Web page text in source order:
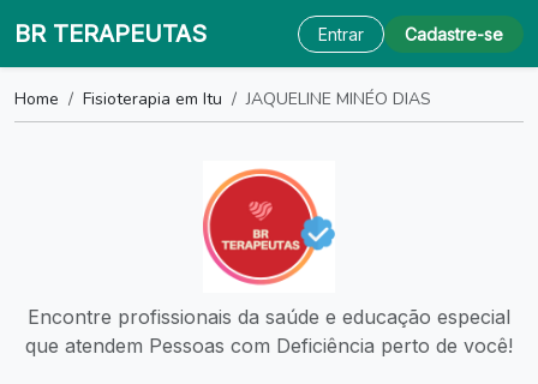
BR TERAPEUTAS Entrar Cadastre-se
Home Fisioterapia em Itu JAQUELINE MINÉO DIAS
Encontre profissionais da saúde e educação especial
que atendem Pessoas com Deficiência perto de você!